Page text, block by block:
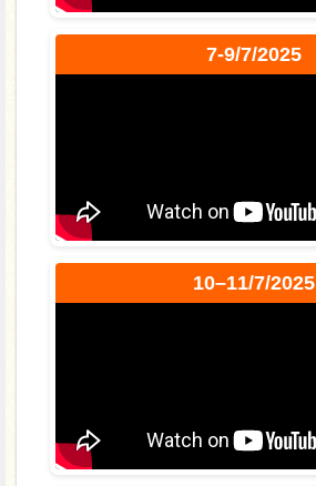
7-9/7/2025
10–11/7/2025